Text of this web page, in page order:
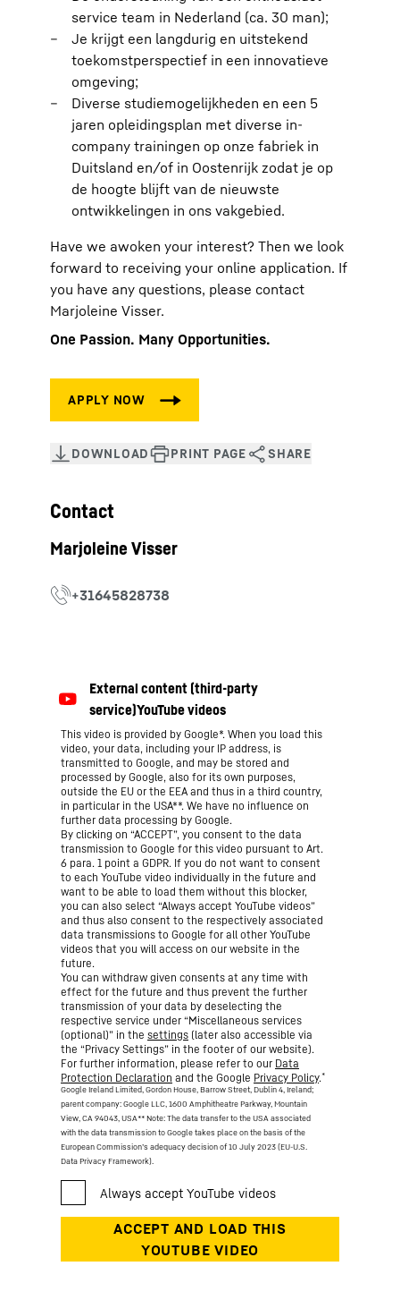
service team in Nederland (ca. 30 man);
Je krijgt een langdurig en uitstekend
toekomstperspectief in een innovatieve
omgeving;
Diverse studiemogelijkheden en een 5
jaren opleidingsplan met diverse in-
company trainingen op onze fabriek in
Duitsland en/of in Oostenrijk zodat je op
de hoogte blijft van de nieuwste
ontwikkelingen in ons vakgebied.
Have we awoken your interest? Then we look
forward to receiving your online application. If
you have any questions, please contact
Marjoleine Visser.
One Passion. Many Opportunities.
This video is provided by Google*. When you load this
video, your data, including your IP address, is
transmitted to Google, and may be stored and
processed by Google, also for its own purposes,
outside the EU or the EEA and thus in a third country,
in particular in the USA**. We have no influence on
further data processing by Google.
By clicking on “ACCEPT”, you consent to the data
transmission to Google for this video pursuant to Art.
6 para. 1 point a GDPR. If you do not want to consent
to each YouTube video individually in the future and
want to be able to load them without this blocker,
you can also select “Always accept YouTube videos”
and thus also consent to the respectively associated
data transmissions to Google for all other YouTube
videos that you will access on our website in the
future.
You can withdraw given consents at any time with
effect for the future and thus prevent the further
transmission of your data by deselecting the
respective service under “Miscellaneous services
(optional)” in the settings (later also accessible via
the “Privacy Settings” in the footer of our website).
For further information, please refer to our Data
Protection Declaration and the Google Privacy Policy.*
Google Ireland Limited, Gordon House, Barrow Street, Dublin 4, Ireland;
parent company: Google LLC, 1600 Amphitheatre Parkway, Mountain
View, CA 94043, USA** Note: The data transfer to the USA associated
with the data transmission to Google takes place on the basis of the
European Commission’s adequacy decision of 10 July 2023 (EU-U.S.
Data Privacy Framework).
Contact